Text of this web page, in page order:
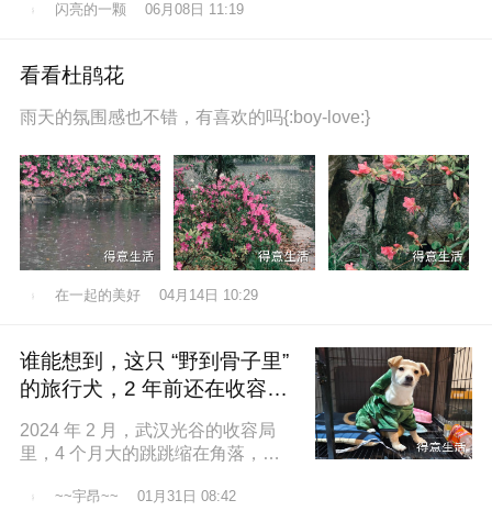
闪亮的一颗 06月08日 11:19
看看杜鹃花
雨天的氛围感也不错，有喜欢的吗{:boy-love:}
在一起的美好 04月14日 10:29
谁能想到，这只 “野到骨子里”
的旅行犬，2 年前还在收容所
2024 年 2 月，武汉光谷的收容局
里，4 个月大的跳跳缩在角落，土
的眼睛怯生生望着来人。我们俱乐
~~宇昂~~ 01月31日 08:42